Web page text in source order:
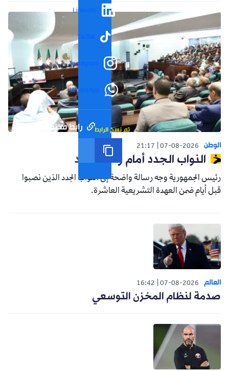
LinkedIn
TikTok
Instagram
WhatsApp
رابط مختصر تم نسخ الرابط
الوطن 07-08-2026
21:17
النواب الجدد أمام واقع جديد
رئيس الجمهورية وجه رسالة واضحة إلى النواب الجدد الذين نصبوا
قبل أيام ضمن العهدة التشريعية العاشرة.
العالم 07-08-2026
16:42
صدمة لنظام المخزن التوسعي